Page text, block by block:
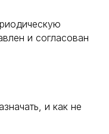
и согласован
и как не